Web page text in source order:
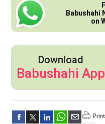
Babushahi
on
Download
Babushahi App